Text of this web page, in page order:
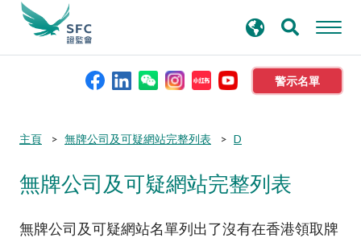
警示名單
本會簡介
監管職能
規則及標準
尋
主頁 無牌公司及可疑網站完整列表 D
無牌公司及可疑網站完整列表
無牌公司及可疑網站名單列出了沒有在香港領取牌
Submit
Submit